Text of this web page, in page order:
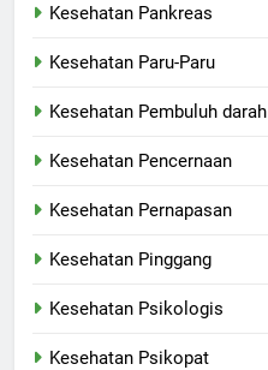
Kesehatan Pankreas
Kesehatan Paru-Paru
Kesehatan Pembuluh darah
Kesehatan Pencernaan
Kesehatan Pernapasan
Kesehatan Pinggang
Kesehatan Psikologis
Kesehatan Psikopat